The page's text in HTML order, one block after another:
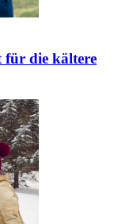
für die kältere